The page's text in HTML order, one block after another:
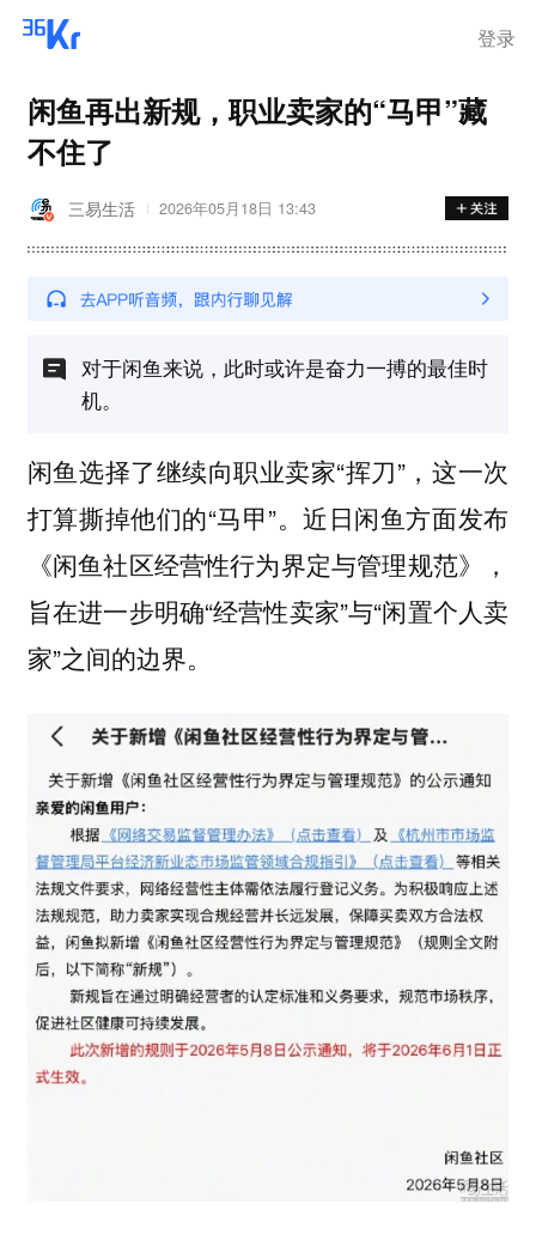
登录
闲鱼再出新规，职业卖家的“马甲”藏
不住了
三易生活 2026年05月18日 13:43
对于闲鱼来说，此时或许是奋力一搏的最佳时
机。
闲鱼选择了继续向职业卖家“挥刀”，这一次
打算撕掉他们的“马甲”。近日闲鱼方面发布
《闲鱼社区经营性行为界定与管理规范》，
旨在进一步明确“经营性卖家”与“闲置个人卖
家”之间的边界。